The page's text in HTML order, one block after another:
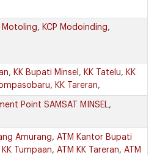
Motoling, KCP Modoinding,
, KK Bupati Minsel , KK Tatelu, KK
, KK Tareran,
Point SAMSAT MINSEL,
Amurang, ATM Kantor Bupati
KK Tumpaan, ATM KK Tareran, ATM